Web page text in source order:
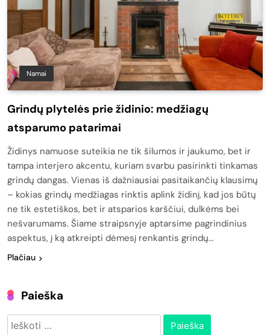
Namai
Grindų plytelės prie židinio: medžiagų
atsparumo patarimai
Židinys namuose suteikia ne tik šilumos ir jaukumo, bet ir
tampa interjero akcentu, kuriam svarbu pasirinkti tinkamas
grindų dangas. Vienas iš dažniausiai pasitaikančių klausimų
– kokias grindų medžiagas rinktis aplink židinį, kad jos būtų
ne tik estetiškos, bet ir atsparios karščiui, dulkėms bei
nešvarumams. Šiame straipsnyje aptarsime pagrindinius
aspektus, į ką atkreipti dėmesį renkantis grindų…
Plačiau
Paieška
Ieškoti: